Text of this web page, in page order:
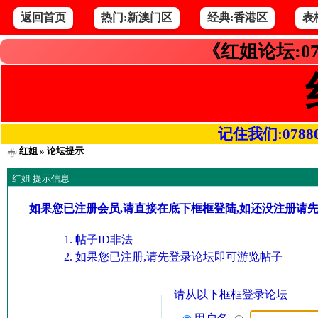
返回首页 热门:新澳门区 经典:香港区 表
《红姐论坛
记住我们
红姐» 论坛提示
红姐 提示信息
如果您已注册会员,请直接在底下框框登陆,如还没注册请
帖子ID非法
如果您已注册,请先登录论坛即可游览帖子
请从以下框框登录论坛